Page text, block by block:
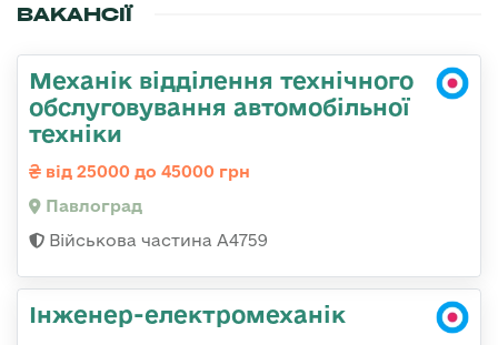
ВАКАНСІЇ
Механік відділення технічного
обслуговування автомобільної
техніки
від 25000 до 45000 грн
Павлоград
Військова частина А4759
Інженер-електромеханік